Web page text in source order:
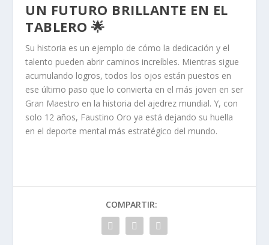
UN FUTURO BRILLANTE EN EL
TABLERO 🌟
Su historia es un ejemplo de cómo la dedicación y el
talento pueden abrir caminos increíbles. Mientras sigue
acumulando logros, todos los ojos están puestos en
ese último paso que lo convierta en el más joven en ser
Gran Maestro en la historia del ajedrez mundial. Y, con
solo 12 años, Faustino Oro ya está dejando su huella
en el deporte mental más estratégico del mundo.
COMPARTIR: